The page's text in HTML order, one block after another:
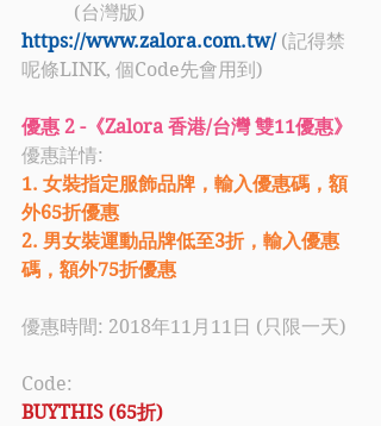
           (台灣版)
https://www.zalora.com.tw/ (記得禁
呢條LINK, 個Code先會用到)
優惠 2 -《Zalora 香港/台灣 雙11優惠》
優惠詳情:
1. 女裝指定服飾品牌，輸入優惠碼，額
外65折優惠
2. 男女裝運動品牌低至3折，輸入優惠
碼，額外75折優惠
優惠時間: 2018年11月11日 (只限一天)
Code:
BUYTHIS (65折)